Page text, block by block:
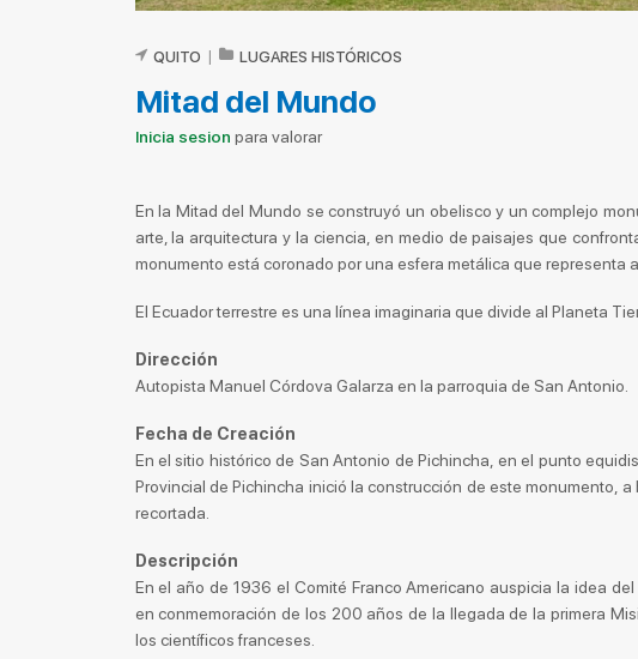
QUITO LUGARES HISTÓRICOS
Mitad del Mundo
Inicia sesion para valorar
En la Mitad del Mundo se construyó un obelisco y un complejo
arte, la arquitectura y la ciencia, en medio de paisajes que
monumento está coronado por una esfera metálica que representa a
El Ecuador terrestre es una línea imaginaria que divide al Planeta
Dirección
Autopista Manuel Córdova Galarza en la parroquia de San Antonio.
Fecha de Creación
En el sitio histórico de San Antonio de Pichincha, en el punto
Provincial de Pichincha inició la construcción de este monumento,
recortada.
Descripción
En el año de 1936 el Comité Franco Americano auspicia la idea
en conmemoración de los 200 años de la llegada de la primera
los científicos franceses.